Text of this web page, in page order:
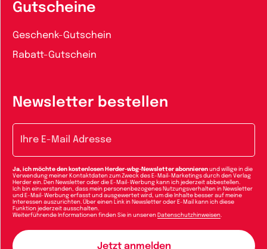
Gutscheine
Geschenk-Gutschein
Rabatt-Gutschein
Newsletter bestellen
Ja, ich möchte den kostenlosen Herder-wbg-Newsletter abonnieren und willige in die
Verwendung meiner Kontaktdaten zum Zweck des E-Mail-Marketings durch den Verlag
Herder ein. Den Newsletter oder die E-Mail-Werbung kann ich jederzeit abbestellen.
Ich bin einverstanden, dass mein personenbezogenes Nutzungsverhalten in Newsletter
und E-Mail-Werbung erfasst und ausgewertet wird, um die Inhalte besser auf meine
Interessen auszurichten. Über einen Link in Newsletter oder E-Mail kann ich diese
Funktion jederzeit ausschalten.
Weiterführende Informationen finden Sie in unseren Datenschutzhinweisen